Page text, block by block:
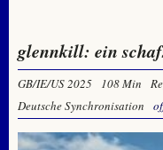
glennkill: ein
GB/IE/US 2025 108 Min
Deutsche Synchronisation